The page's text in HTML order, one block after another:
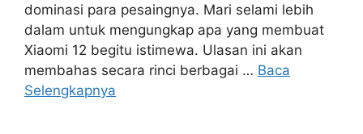
dominasi para pesaingnya. Mari selami lebih
dalam untuk mengungkap apa yang membuat
Xiaomi 12 begitu istimewa. Ulasan ini akan
membahas secara rinci berbagai … Baca
Selengkapnya